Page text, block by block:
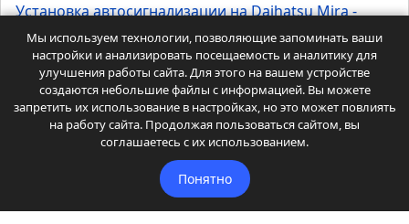
Установка автосигнализации на Daihatsu Mira -
Точки подключения, расположение и цвета
проводов
Тоже не работает ЦЗ с ключа и кнопки. Как
реализовать, чтобы открывалась и закрывалась...
Автор: Владислав Иванов
Установка автосигнализации на Toyota Probox -
Точки подключения, расположение и цвета
Мы используем технологии, позволяющие запоминать ваши
настройки и анализировать посещаемость и аналитику для
улучшения работы сайта. Для этого на вашем устройстве
создаются небольшие файлы с информацией. Вы можете
запретить их использование в настройках, но это может повлиять
на работу сайта. Продолжая пользоваться сайтом, вы
соглашаетесь с их использованием.
Понятно